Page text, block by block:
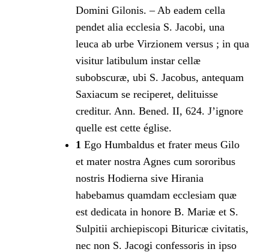
Domini Gilonis. – Ab eadem cella
pendet alia ecclesia S. Jacobi, una
leuca ab urbe Virzionem versus ; in qua
visitur latibulum instar cellæ
subobscuræ, ubi S. Jacobus, antequam
Saxiacum se reciperet, delituisse
creditur. Ann. Bened. II, 624. J’ignore
quelle est cette église.
1 Ego Humbaldus et frater meus Gilo
et mater nostra Agnes cum sororibus
nostris Hodierna sive Hirania
habebamus quamdam ecclesiam quæ
est dedicata in honore B. Mariæ et S.
Sulpitii archiepiscopi Bituricæ civitatis,
nec non S. Jacogi confessoris in ipso